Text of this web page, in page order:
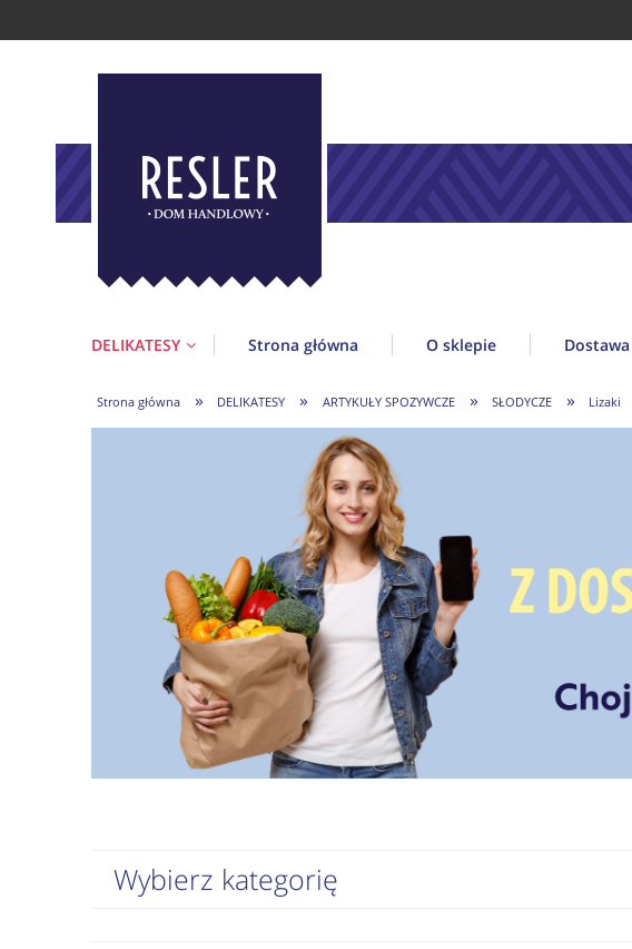
DELIKATESY Strona główna O sklepie
Strona główna » DELIKATESY » ARTYKUŁY SPOZYWCZE » SŁODYCZE » Lizaki
Wybierz kategorię